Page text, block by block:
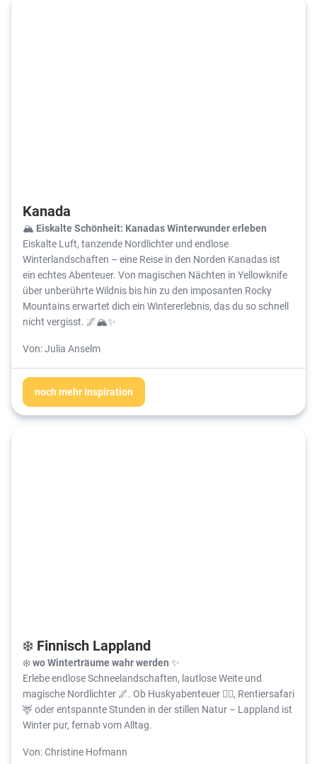
Kanada
🏔️ Eiskalte Schönheit: Kanadas Winterwunder erleben
Eiskalte Luft, tanzende Nordlichter und endlose
Winterlandschaften – eine Reise in den Norden Kanadas ist
ein echtes Abenteuer. Von magischen Nächten in Yellowknife
über unberührte Wildnis bis hin zu den imposanten Rocky
Mountains erwartet dich ein Wintererlebnis, das du so schnell
nicht vergisst. 🌌🏔️✨
Von: Julia Anselm
noch mehr Inspiration
❄️ Finnisch Lappland
❄️wo Winterträume wahr werden ✨
Erlebe endlose Schneelandschaften, lautlose Weite und
magische Nordlichter 🌌. Ob Huskyabenteuer 🐕‍🦺, Rentiersafari
🦌 oder entspannte Stunden in der stillen Natur – Lappland ist
Winter pur, fernab vom Alltag.
Von: Christine Hofmann